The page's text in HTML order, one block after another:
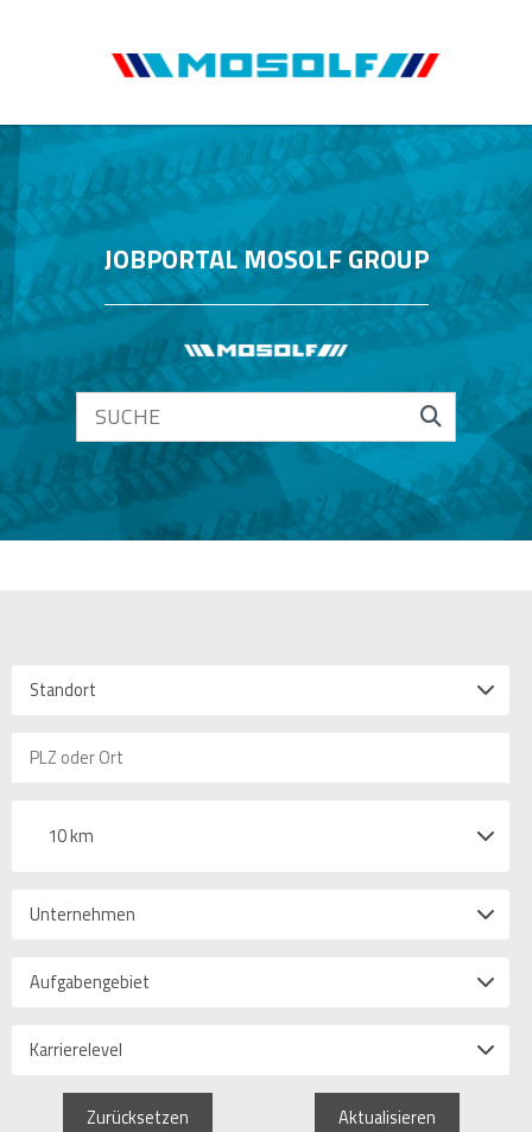
JOBPORTAL MOSOLF GROUP
Standort
10 km
Unternehmen
Aufgabengebiet
Karrierelevel
Zurücksetzen Aktualisieren